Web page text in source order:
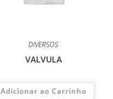
DIVERSOS
VALVULA
Adicionar ao Carrinho